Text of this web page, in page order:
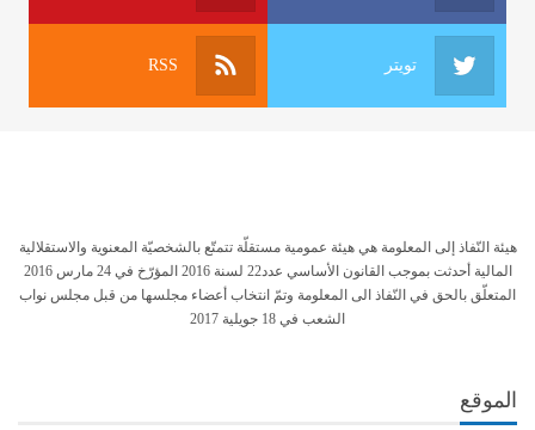
تويتر RSS
هيئة النّفاذ إلى المعلومة هي هيئة عمومية مستقلّة تتمتّع بالشخصيّة المعنوية والاستقلالية
المالية أحدثت بموجب القانون الأساسي عدد22 لسنة 2016 المؤرّخ في 24 مارس 2016
المتعلّق بالحق في النّفاذ الى المعلومة وتمّ انتخاب أعضاء مجلسها من قبل مجلس نواب
الشعب في 18 جويلية 2017
الموقع